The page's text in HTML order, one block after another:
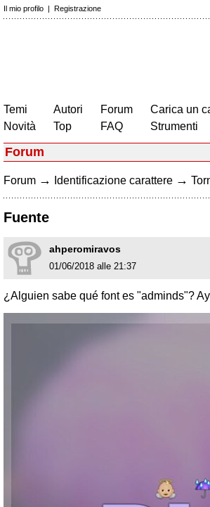
Il mio profilo | Registrazione
Temi
Novità
Autori
Top
Forum
FAQ
Carica un
Strumenti
Forum
Forum → Identificazione carattere →
Fuente
ahperomiravos
01/06/2018 alle 21:37
¿Alguien sabe qué font es "adminds"?